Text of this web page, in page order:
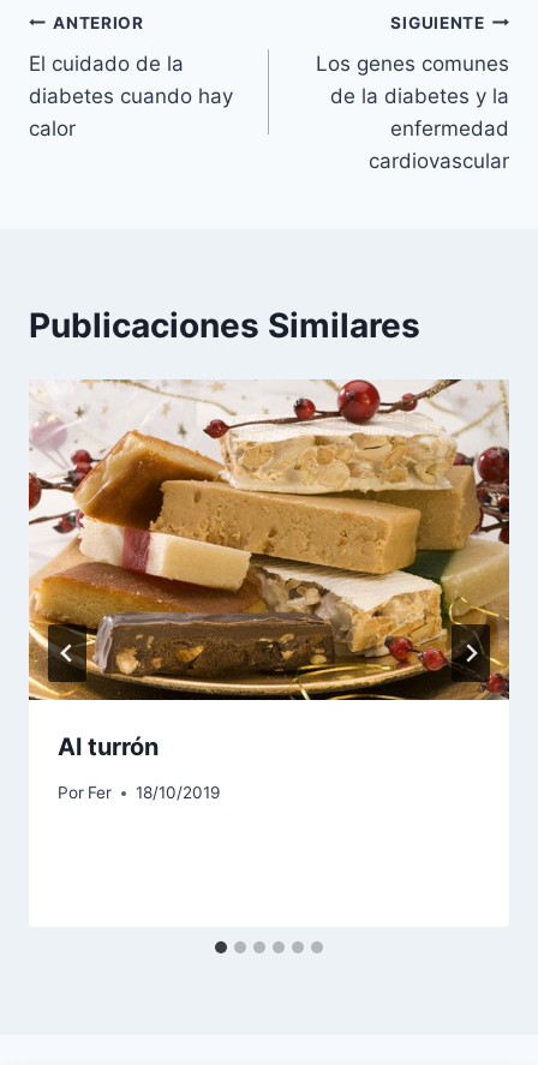
Navegación
de
entradas
ANTERIOR
El cuidado de la
diabetes cuando hay
calor
SIGUIENTE
Los genes comunes
de la diabetes y la
enfermedad
cardiovascular
Publicaciones Similares
Al turrón
Por Fer 18/10/2019